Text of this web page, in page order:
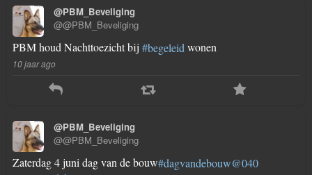
@PBM_Beveliging
@@PBM_Beveliging
PBM houd Nachttoezicht bij #begeleid wonen
10 jaar ago
@PBM_Beveliging
@@PBM_Beveliging
Zaterdag 4 juni dag van de bouw#dagvandebouw@040